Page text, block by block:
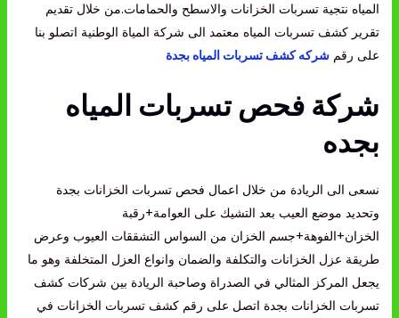
المياه نتجية تسربات الخزانات والاسطح والحمامات.من خلال تقديم
تقرير كشف تسربات المياه معتمد الى شركة المياة الوطنية اتصلو بنا
على رقم شركه كشف تسربات المياه بجدة
شركة فحص تسربات المياه
بجده
نسعى الى الريادة من خلال اعمال فحص تسربات الخزانات بجدة
وتحديد موضع العيب بعد التشيك على العوامة+رقبة
الخزان+الفوهة+جسم الخزان من السواس التشققات العيوب وعرض
طريقة عزل الخزانات والتكلفة والضمان وانواع العزل المتخلفة وهو ما
يجعل المركز المثالي في الصدراة وصاحبة الريادة بين شركات كشف
تسربات الخزانات بجدة اتصل على رقم كشف تسربات الخزانات في